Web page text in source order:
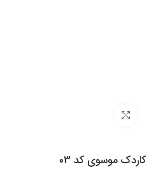
کاردک موسوی کد 03